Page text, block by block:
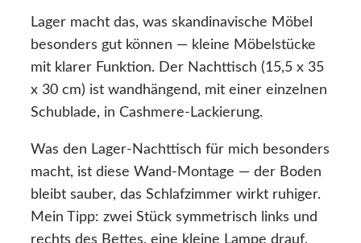
Lager macht das, was skandinavische Möbel
besonders gut können — kleine Möbelstücke
mit klarer Funktion. Der Nachttisch (15,5 x 35
x 30 cm) ist wandhängend, mit einer einzelnen
Schublade, in Cashmere-Lackierung.
Was den Lager-Nachttisch für mich besonders
macht, ist diese Wand-Montage — der Boden
bleibt sauber, das Schlafzimmer wirkt ruhiger.
Mein Tipp: zwei Stück symmetrisch links und
rechts des Bettes, eine kleine Lampe drauf,